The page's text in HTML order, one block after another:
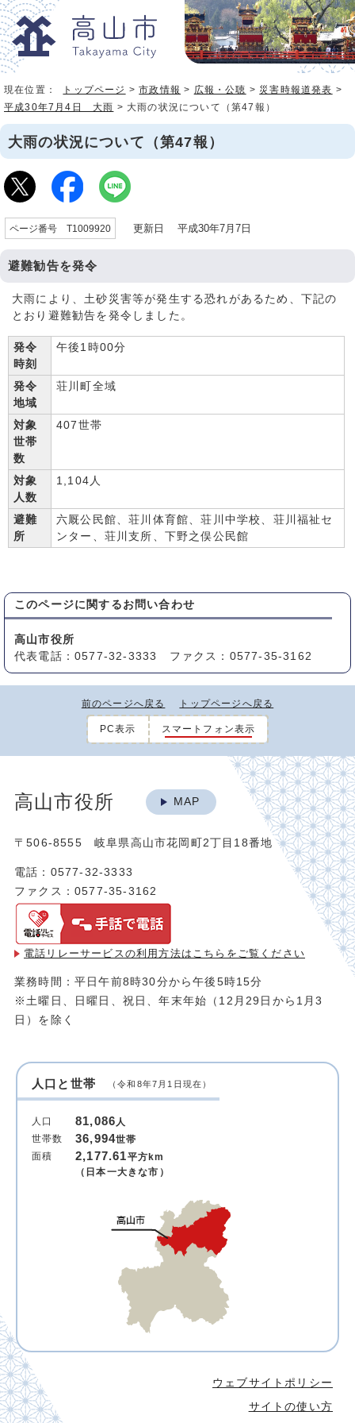
現在位置： トップページ >市政情報 > 広報・公聴 > 災害時報道発表 >
平成30年7月4日 大雨 > 大雨の状況について（第47報）
大雨の状況について（第47報）
ページ番号 T1009920 更新日 平成30年7月7日
避難勧告を発令
大雨により、土砂災害等が発生する恐れがあるため、下記の
とおり避難勧告を発令しました。
発令
時刻
午後1時00分
発令
地域
荘川町全域
対象
世帯
数
407世帯
対象
人数
1,104人
避難
所
六厩公民館、荘川体育館、荘川中学校、荘川福祉セ
ンター、荘川支所、下野之俣公民館
このページに関する お問い合わせ
高山市役所
代表電話：0577-32-3333 ファクス：0577-35-3162
前のページへ戻る トップページへ戻る
PC表示 スマートフォン表示
高山市役所 MAP
〒506-8555 岐阜県高山市花岡町2丁目18番地
電話：0577-32-3333
ファクス：0577-35-3162
電話リレーサービスの利用方法は こちらをご覧ください
業務時間：平日午前8時30分から午後5時15分
※土曜日、日曜日、祝日、年末年始（12月29日から1月3
日）を除く
人口と世帯 （令和8年7月1日現在）
人口 81,086人
世帯数
36,994世帯
面積
2,177.61平方km
（日本一大きな市）
ウェブサイトポリシー
サイトの使い方